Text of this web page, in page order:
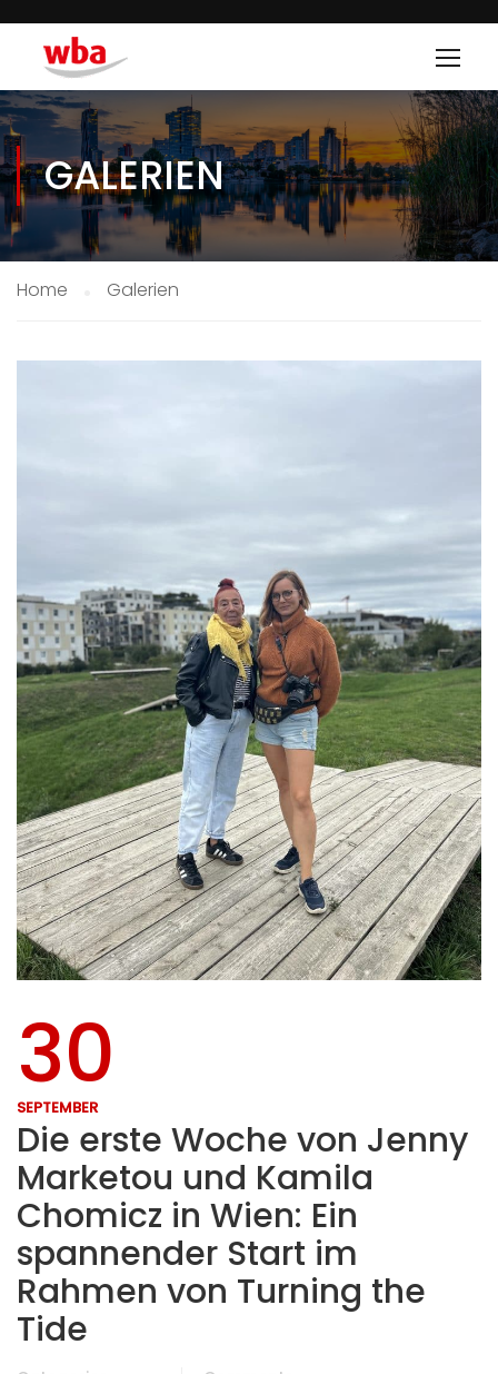
GALERIEN
Home Galerien
30
SEPTEMBER
Die erste Woche von Jenny
Marketou und Kamila
Chomicz in Wien: Ein
spannender Start im
Rahmen von Turning the
Tide